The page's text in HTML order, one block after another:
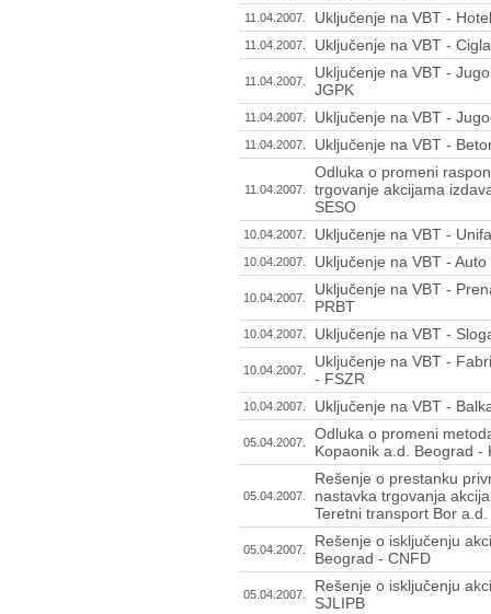
11.04.2007. Uključenje na VBT -
11.04.2007. Uključenje na VBT -
11.04.2007.
Uključenje na VBT -
JGPK
11.04.2007. Uključenje na VBT -
11.04.2007. Uključenje na VBT -
11.04.2007.
Odluka o promeni
trgovanje akcijama
SESO
10.04.2007. Uključenje na VBT -
10.04.2007. Uključenje na VBT -
10.04.2007.
Uključenje na VBT -
PRBT
10.04.2007. Uključenje na VBT -
10.04.2007.
Uključenje na VBT -
- FSZR
10.04.2007. Uključenje na VBT -
05.04.2007.
Odluka o promeni
Kopaonik a.d. Beograd -
05.04.2007.
Rešenje o prestanku
nastavka trgovanja
Teretni transport Bor
05.04.2007.
Rešenje o isključenju
Beograd - CNFD
05.04.2007.
Rešenje o isključenju
SJLIPB